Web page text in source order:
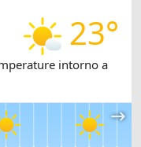
23°
intorno a